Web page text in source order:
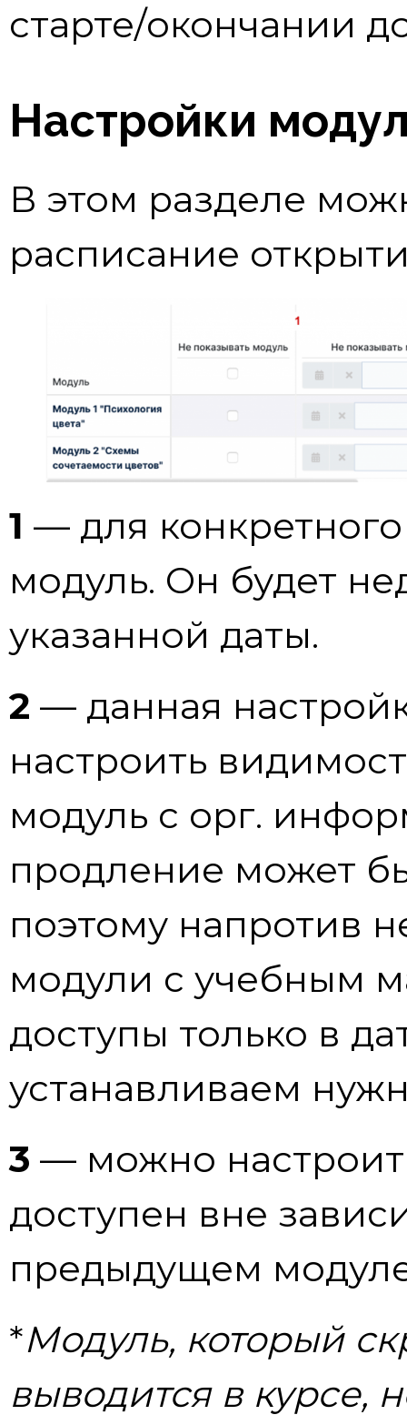
старте/окончании
Настройки
В этом разделе
расписание
1 — для
модуль. Он будет
указанной даты.
2 — данная
настроить
модуль с орг.
продление может
поэтому напротив
модули с учебным
доступы только в
устанавливаем
3 — можно
доступен вне
предыдущем
*Модуль, который
выводится в курсе,